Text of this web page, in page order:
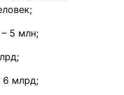
– 5 млн;
6 млрд;